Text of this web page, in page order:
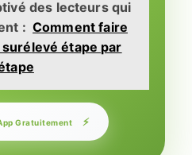
des lecteurs qui
: Comment faire
étape par
Gratuitement ⚡